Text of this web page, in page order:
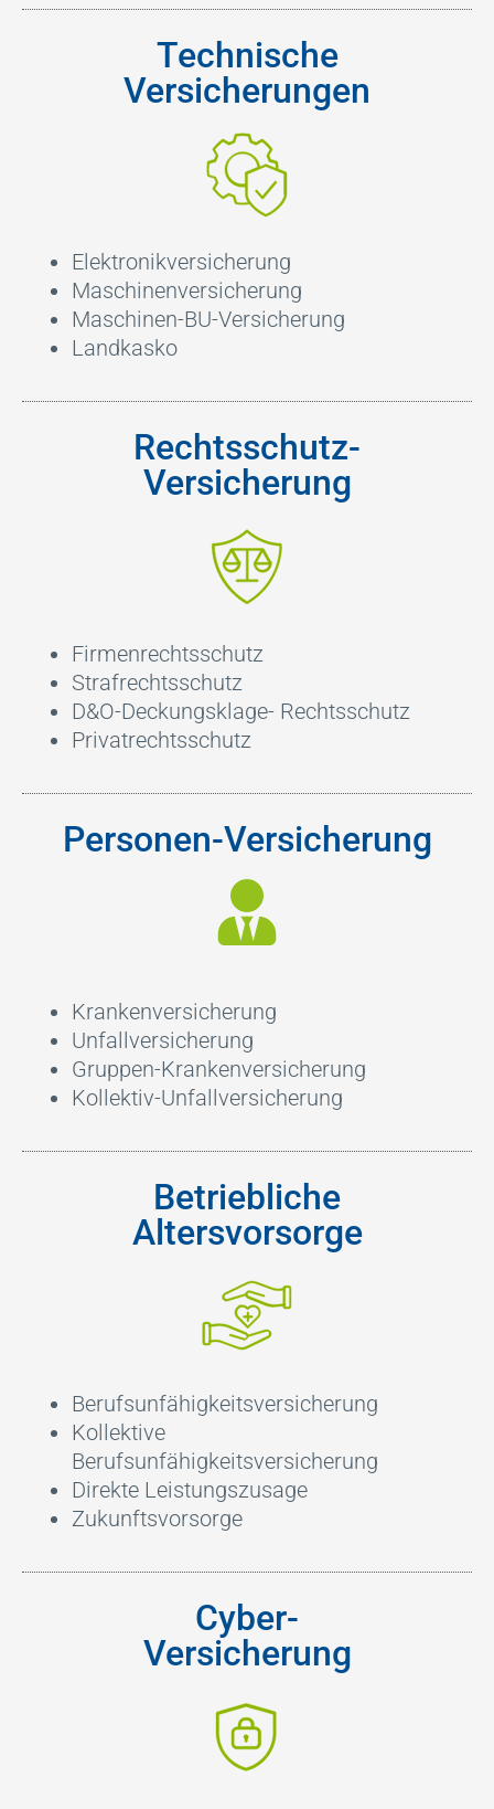
Technische
Versicherungen
Elektronikversicherung
Maschinenversicherung
Maschinen-BU-Versicherung
Landkasko
Rechtsschutz-
Versicherung
Firmenrechtsschutz
Strafrechtsschutz
D&O-Deckungsklage- Rechtsschutz
Privatrechtsschutz
Personen-Versicherung
Krankenversicherung
Unfallversicherung
Gruppen-Krankenversicherung
Kollektiv-Unfallversicherung
Betriebliche
Altersvorsorge
Berufsunfähigkeitsversicherung
Kollektive
Berufsunfähigkeitsversicherung
Direkte Leistungszusage
Zukunftsvorsorge
Cyber-
Versicherung